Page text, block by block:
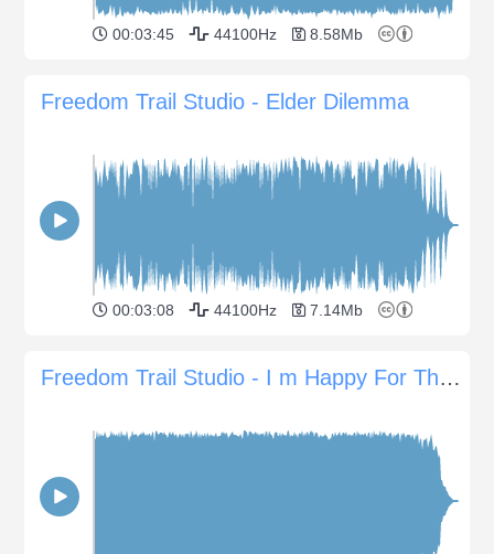
00:03:45 44100Hz 8.58Mb
Freedom Trail Studio - Elder Dilemma
00:03:08 44100Hz 7.14Mb
Freedom Trail Studio - I m Happy For This Guitar